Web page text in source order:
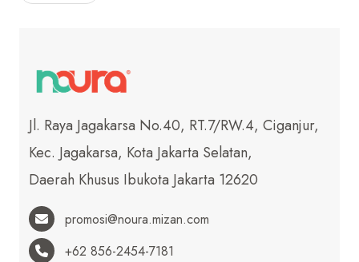
Jl. Raya Jagakarsa No.40, RT.7/RW.4, Ciganjur,
Kec. Jagakarsa, Kota Jakarta Selatan,
Daerah Khusus Ibukota Jakarta 12620
promosi@noura.mizan.com
+62 856-2454-7181